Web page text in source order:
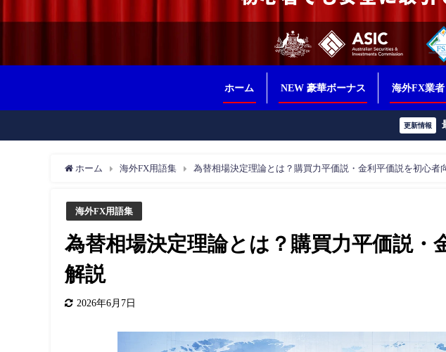
ホーム NEW 豪華ボーナス 海外FX業
更新情報
ホーム 海外FX用語集 為替相場決定理論とは？購買力平価説・金利平価説を初心者
海外FX用語集
為替相場決定理論とは？購買力平価説・
解説
2026年6月7日